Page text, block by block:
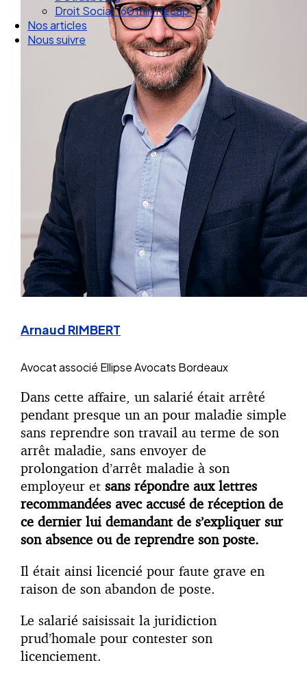
Droit Social : 60 min Recap’
Nos articles
Nous suivre
Arnaud RIMBERT
Avocat associé Ellipse Avocats Bordeaux
Dans cette affaire, un salarié était arrêté
pendant presque un an pour maladie simple
sans reprendre son travail au terme de son
arrêt maladie, sans envoyer de
prolongation d’arrêt maladie à son
employeur et sans répondre aux lettres
recommandées avec accusé de réception de
ce dernier lui demandant de s’expliquer sur
son absence ou de reprendre son poste.
Il était ainsi licencié pour faute grave en
raison de son abandon de poste.
Le salarié saisissait la juridiction
prud’homale pour contester son
licenciement.